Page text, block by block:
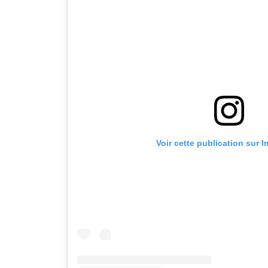
Voir cette publication sur